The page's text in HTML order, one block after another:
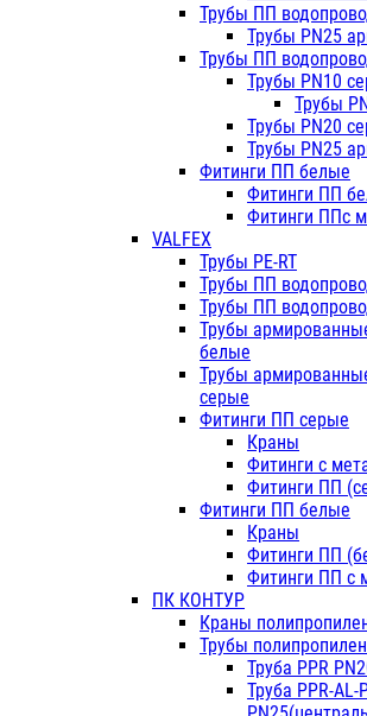
Трубы ПП
Трубы PN25
Трубы ПП
Трубы PN10
Трубы
Трубы PN20
Трубы PN25
Фитинги ПП белые
Фитинги ПП
Фитинги ППс
VALFEX
Трубы PE-RT
Трубы ПП
Трубы ПП
Трубы
белые
Трубы
серые
Фитинги ПП серые
Краны
Фитинги с
Фитинги ПП
Фитинги ПП белые
Краны
Фитинги ПП
Фитинги ПП с
ПК КОНТУР
Краны
Трубы
Труба PPR
Труба PPR-AL-